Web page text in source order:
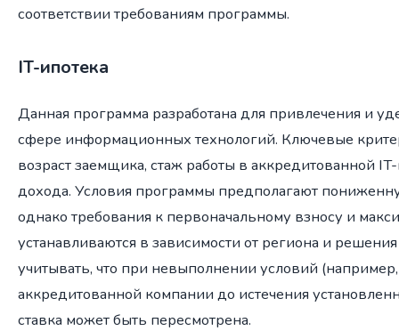
соответствии требованиям программы.
IT-ипотека
Данная программа разработана для привлечения и
сфере информационных технологий. Ключевые
возраст заемщика, стаж работы в аккредитованной
дохода. Условия программы предполагают
однако требования к первоначальному взносу и
устанавливаются в зависимости от региона и
учитывать, что при невыполнении условий
аккредитованной компании до истечения
ставка может быть пересмотрена.